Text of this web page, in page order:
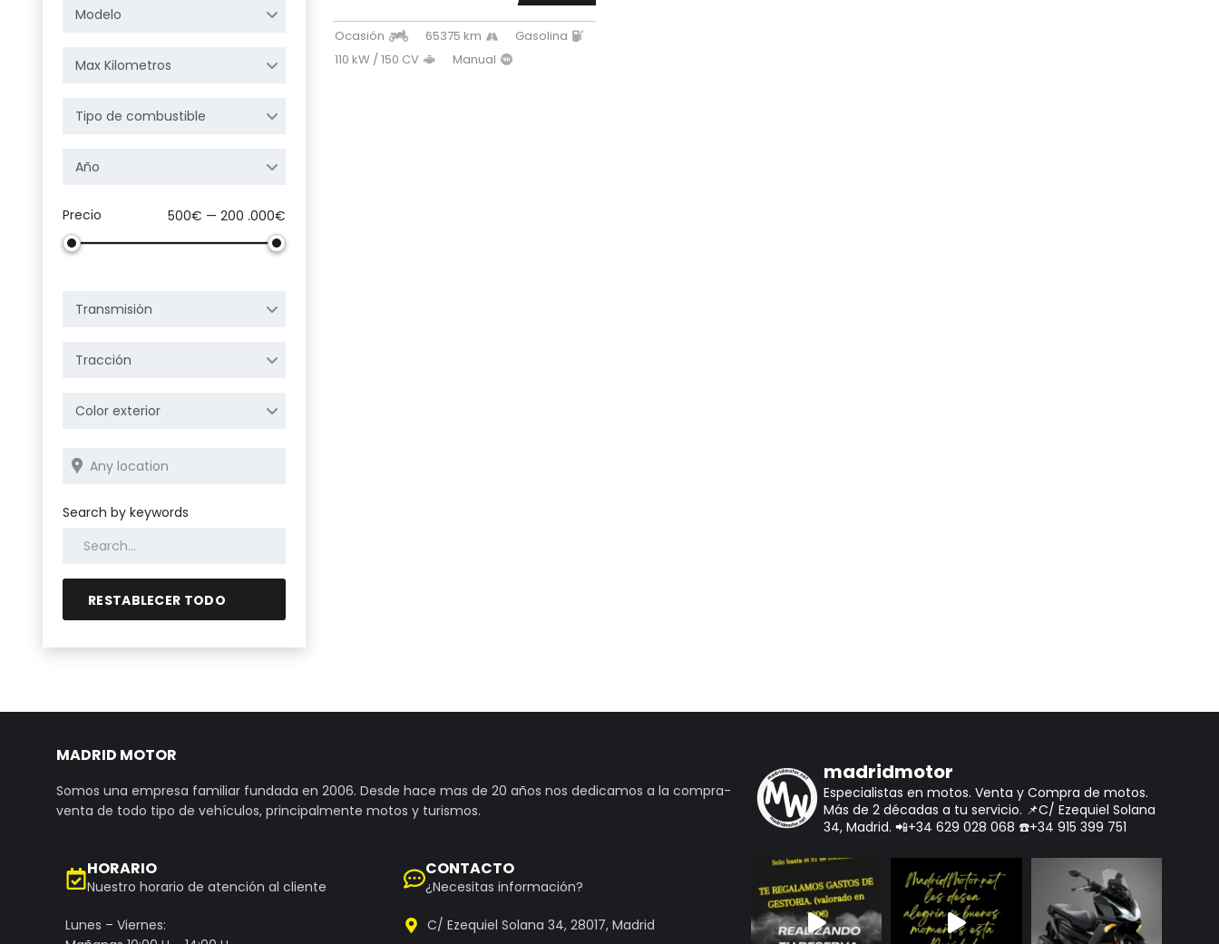
Modelo
Max Kilometros
Tipo de combustible
Año
Precio 500€ — 200 .000€
Transmisión
Tracción
Color exterior
Search by keywords
RESTABLECER TODO
Ocasión 65375 km
Gasolina
110 kW / 150 CV
Manual
MADRID MOTOR
Somos una empresa familiar fundada en 2006. Desde hace mas de 20 años nos dedicamos a la compra-
venta de todo tipo de vehículos, principalmente motos y turismos.
HORARIO
Nuestro horario de atención al cliente
Lunes – Viernes:
CONTACTO
¿Necesitas información?
C/ Ezequiel Solana 34, 28017, Madrid
madridmotor
Especialistas en motos. Venta y Compra de motos.
Más de 2 décadas a tu servicio. 📌C/ Ezequiel Solana
34, Madrid. 📲+34 629 028 068 ☎️+34 915 399 751